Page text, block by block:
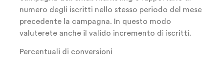
numero degli iscritti nello stesso periodo del mese
precedente la campagna. In questo modo
valuterete anche il valido incremento di iscritti.
Percentuali di conversioni